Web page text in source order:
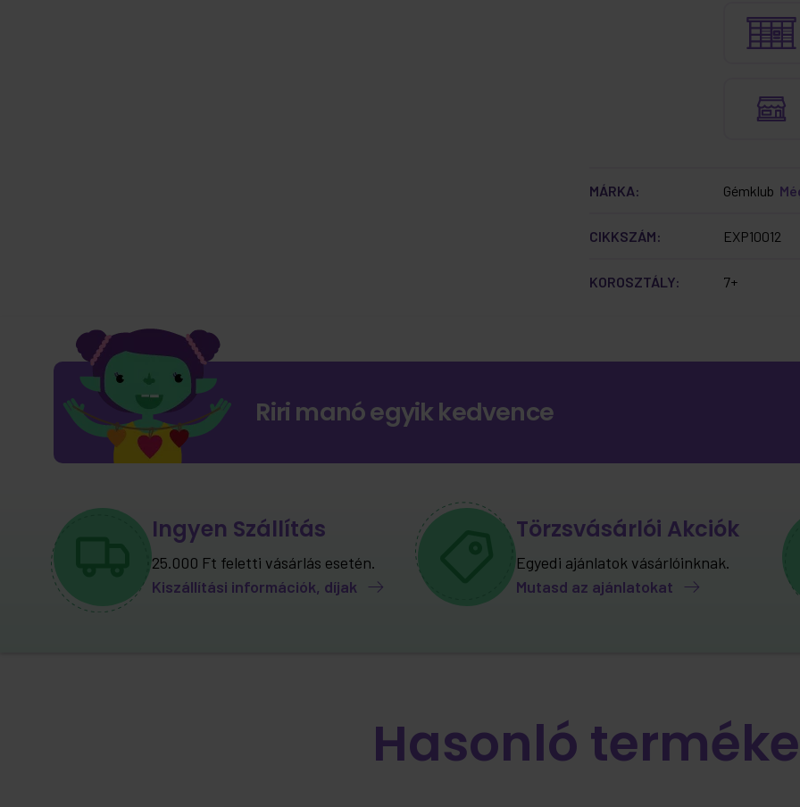
MÁRKA: Gémklub
CIKKSZÁM: EXP10012
KOROSZTÁLY: 7+
Riri manó egyik kedvence
Ingyen Szállítás
25.000 Ft feletti vásárlás esetén.
Kiszállítási információk, díjak
Törzsvásárlói Akciók
Egyedi ajánlatok vásárlóinknak.
Mutasd az ajánlatokat
Hasonló